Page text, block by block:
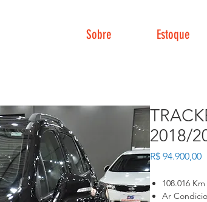
Sobre Estoque
2018/
R$ 94.900,00
108.016 Km
Ar